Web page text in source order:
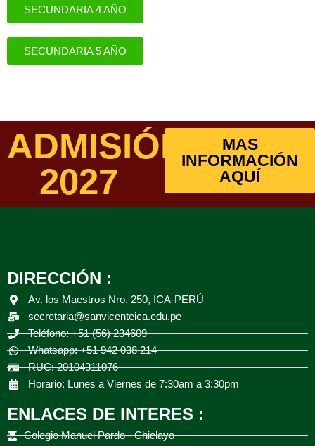
SECUNDARIA 4 AÑO
SECUNDARIA 5 AÑO
ADMISIÓN
2027
MAS
INFORMACIÓN
AQUÍ
DIRECCIÓN :
Av. los Maestros Nro. 250, ICA-PERÚ
secretaria@sanvicenteica.edu.pe
Teléfono: +51 (56) 234609
Whatsapp: +51 942 038 214
RUC: 20104311076
Horario: Lunes a Viernes de 7:30am a 3:30pm
ENLACES DE INTERES :
Colegio Manuel Pardo - Chiclayo